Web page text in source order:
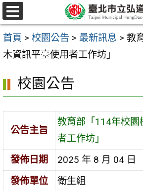
跳
至
主
要
容
區
選
單
首頁 > 校園公告 > 最新訊息 > 教
木資訊平臺使用者工作坊」
校園公告
公告主旨
教育部「114年校園
者工作坊」
發佈日期
2025 年 8 月 04 日
發佈單位
衛生組